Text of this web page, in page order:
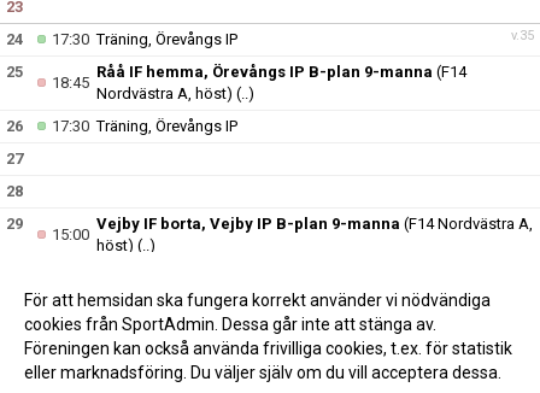
23
v.35
24 17:30Träning, Örevångs IP
25
18:45
Råå IF hemma, Örevångs IP B-plan 9-manna (F14
Nordvästra A, höst) (..)
26
17:30Träning, Örevångs IP
27
28
29
15:00
Vejby IF borta, Vejby IP B-plan 9-manna (F14 Nordvästra A,
höst) (..)
17:30Träning, Örevångs IP
För att hemsidan ska fungera korrekt använder vi nödvändiga
cookies från SportAdmin. Dessa går inte att stänga av.
Föreningen kan också använda frivilliga cookies, t.ex. för statistik
eller marknadsföring. Du väljer själv om du vill acceptera dessa.